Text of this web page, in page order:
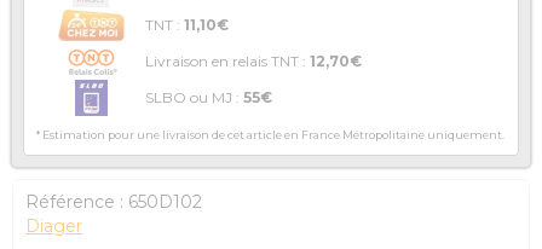
TNT : 11,10€
Livraison en relais TNT : 12,70€
SLBO ou MJ : 55€
* Estimation pour une livraison de cet article en France Métropolitaine uniquement.
Référence : 650D102
Diager